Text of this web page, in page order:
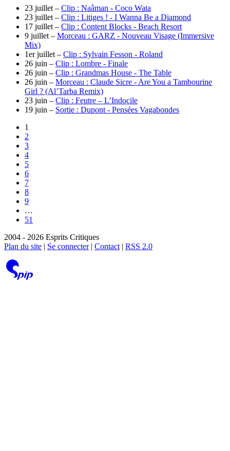
23 juillet – Clip : Naâman - Coco Wata
23 juillet – Clip : Litiges ! - I Wanna Be a Diamond
17 juillet – Clip : Content Blocks - Beach Resort
9 juillet – Morceau : GARZ - Nouveau Visage (Immersive
Mix)
1er juillet – Clip : Sylvain Fesson - Roland
26 juin – Clip : Lombre - Finale
26 juin – Clip : Grandmas House - The Table
26 juin – Morceau : Claude Sicre - Are You a Tambourine
Girl ? (Al’Tarba Remix)
23 juin – Clip : Feutre – L’Indocile
19 juin – Sortie : Dupont - Pensées Vagabondes
1
2
3
4
5
6
7
8
9
…
51
2004 - 2026 Esprits Critiques
Plan du site | Se connecter| Contact | RSS 2.0